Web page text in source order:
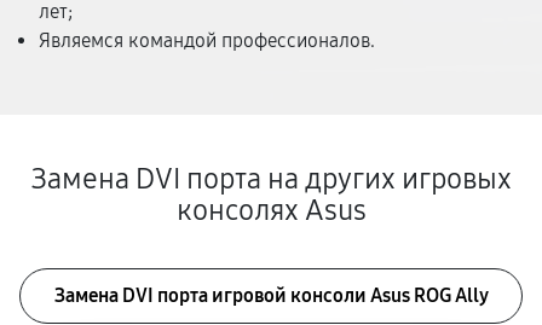
лет;
Являемся командой профессионалов.
Замена DVI порта на других игровых
консолях Asus
Замена DVI порта игровой консоли Asus ROG Ally